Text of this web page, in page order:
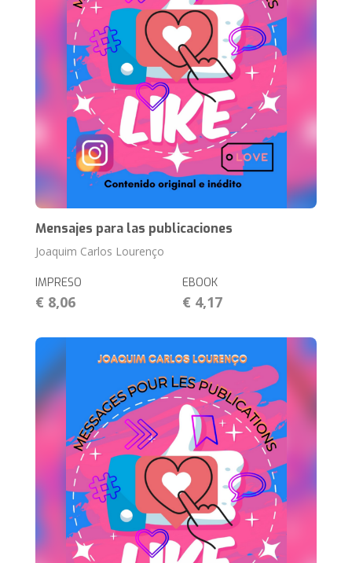
Mensajes para las publicaciones
Joaquim Carlos Lourenço
IMPRESO
€ 8,06
EBOOK
€ 4,17